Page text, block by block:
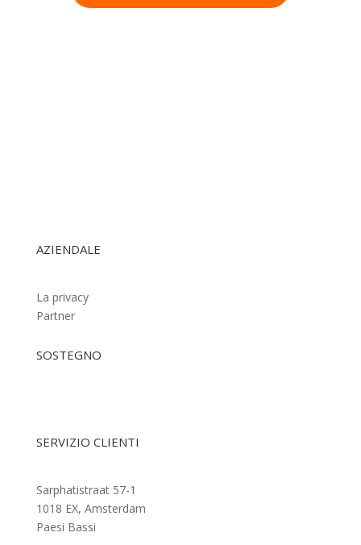
AZIENDALE
La privacy
Partner
SOSTEGNO
SERVIZIO CLIENTI
Sarphatistraat 57-1
1018 EX, Amsterdam
Paesi Bassi